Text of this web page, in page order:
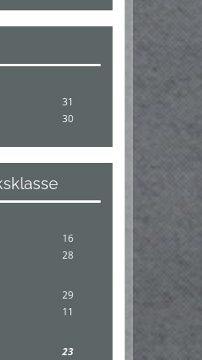
31
30
16
28
29
11
23